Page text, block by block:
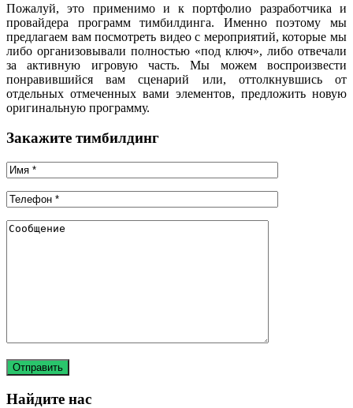
Пожалуй, это применимо и к портфолио разработчика и
провайдера программ тимбилдинга. Именно поэтому мы
предлагаем вам посмотреть видео с мероприятий, которые мы
либо организовывали полностью «под ключ», либо отвечали
за активную игровую часть. Мы можем воспроизвести
понравившийся вам сценарий или, оттолкнувшись от
отдельных отмеченных вами элементов, предложить новую
оригинальную программу.
Закажите тимбилдинг
Найдите нас